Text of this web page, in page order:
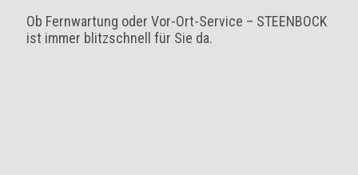
Ob Fernwartung oder Vor-Ort-Service – STEENBOCK
ist immer blitzschnell für Sie da.